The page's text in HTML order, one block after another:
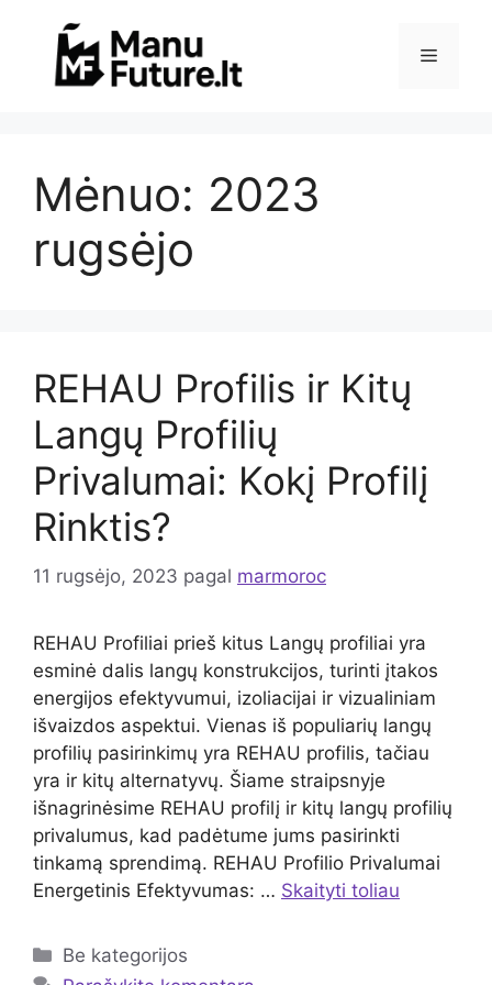
Meniu
Mėnuo: 2023
rugsėjo
REHAU Profilis ir Kitų
Langų Profilių
Privalumai: Kokį Profilį
Rinktis?
11 rugsėjo, 2023 pagal marmoroc
REHAU Profiliai prieš kitus Langų profiliai yra
esminė dalis langų konstrukcijos, turinti įtakos
energijos efektyvumui, izoliacijai ir vizualiniam
išvaizdos aspektui. Vienas iš populiarių langų
profilių pasirinkimų yra REHAU profilis, tačiau
yra ir kitų alternatyvų. Šiame straipsnyje
išnagrinėsime REHAU profilį ir kitų langų profilių
privalumus, kad padėtume jums pasirinkti
tinkamą sprendimą. REHAU Profilio Privalumai
Energetinis Efektyvumas: … Skaityti toliau
Kategorijos
Be kategorijos